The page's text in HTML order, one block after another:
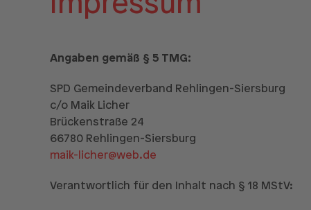
Angaben gemäß § 5 TMG:
SPD Gemeindeverband Rehlingen-Siersburg
c/o Maik Licher
Brückenstraße 24
66780 Rehlingen-Siersburg
maik-licher@web.de
Verantwortlich für den Inhalt nach § 18 MStV: